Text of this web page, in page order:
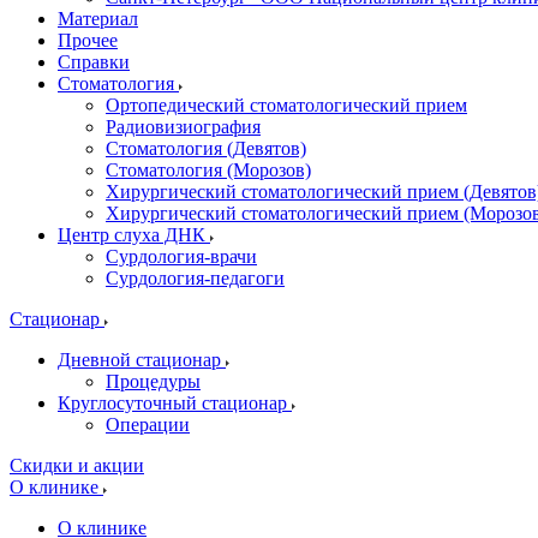
Материал
Прочее
Справки
Стоматология
Ортопедический стоматологический прием
Радиовизиография
Стоматология (Девятов)
Стоматология (Морозов)
Хирургический стоматологический прием
Хирургический стоматологический прием
Центр слуха ДНК
Сурдология-врачи
Сурдология-педагоги
Стационар
Дневной стационар
Процедуры
Круглосуточный стационар
Операции
Скидки и акции
О клинике
О клинике